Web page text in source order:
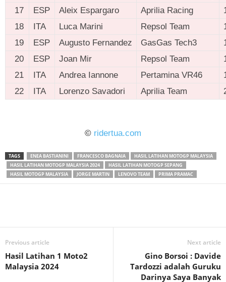
17
ESP Aleix Espargaro Aprilia Racing
18
ITA Luca Marini Repsol Team
19
ESP Augusto Fernandez GasGas Tech3
20
ESP Joan Mir Repsol Team
21
ITA Andrea Iannone Pertamina VR46
22
ITA Lorenzo Savadori Aprilia Team
© ridertua.com
TAGS ENEA BASTIANINI FRANCESCO BAGNAIA
HASIL LATIHAN MOTOGP MALAYSIA
HASIL LATIHAN MOTOGP MALAYSIA 2024
HASIL LATIHAN MOTOGP SEPANG
HASIL MOTOGP MALAYSIA
JORGE MARTIN LENOVO TEAM PRIMA PRAMAC
Previous article
Hasil Latihan 1 Moto2
Malaysia 2024
Next article
Gino Borsoi : Davide
Tardozzi adalah Guruku
Darinya Saya Banyak